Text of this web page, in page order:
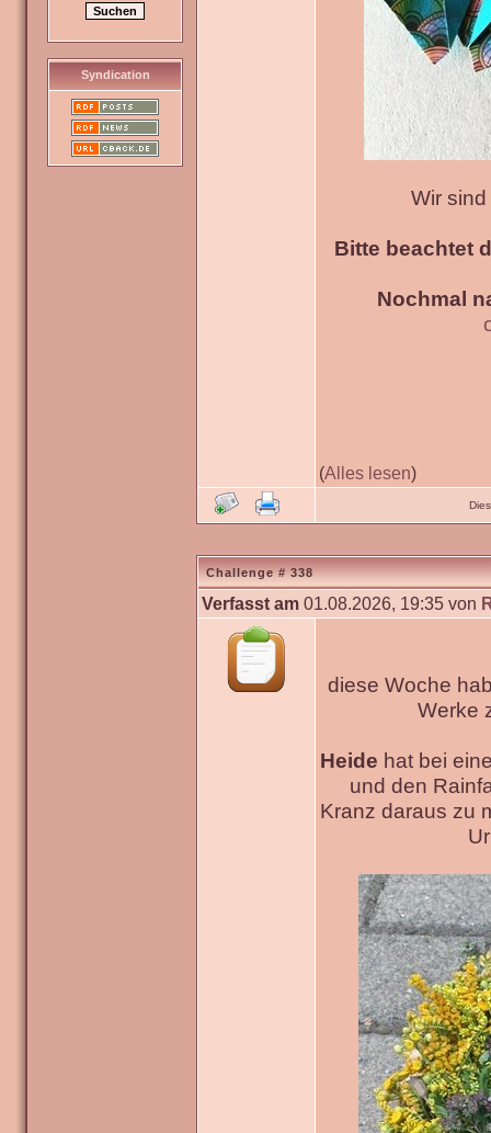
Syndication
Wir
Bitte beachtet
Nochmal
(Alles lesen)
Challenge # 338
Verfasst am 01.08.2026, 19:35 von
diese Woche
Werke
Heide hat bei
und den
Kranz daraus zu